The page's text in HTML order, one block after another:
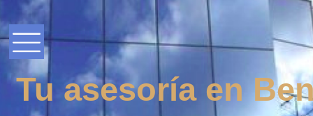
Tu asesoría en